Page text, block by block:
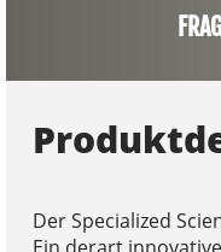
Der Specialized